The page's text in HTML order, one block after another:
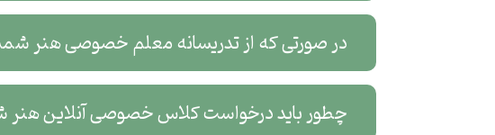
در صورتی که از تدریسانه معلم خصوصی هنر
چطور باید درخواست کلاس خصوصی آنلاین